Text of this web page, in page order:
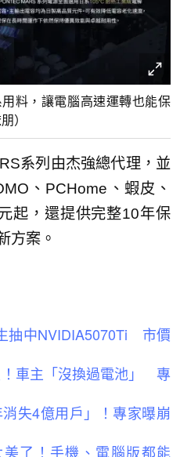
料，讓電腦高速運轉也能保
）
系列由杰強總代理，並
、PCHome、蝦皮、
起，還提供完整10年保
方案。
抽中NVIDIA5070Ti 市價
車主「沒換過電池」 專
失4億用戶」！專家曝崩
了！手機、電腦版都能